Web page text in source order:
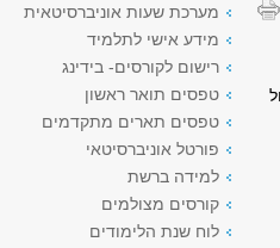
מערכת שעות אוניברסיטאית
מידע אישי לתלמיד
רישום לקורסים- בידינג
טפסים תואר ראשון
טפסים תארים מתקדמים
פורטל אוניברסיטאי
למידה ברשת
קורסים מצולמים
לוח שנת הלימודים